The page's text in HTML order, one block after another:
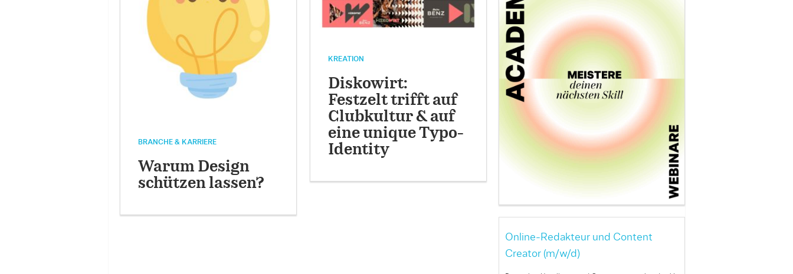
BRANCHE & KARRIERE
Warum Design
schützen lassen?
KREATION
Diskowirt:
Festzelt trifft auf
Clubkultur & auf
eine unique Typo-
Identity
Online-Redakteur und Content
Creator (m/w/d)